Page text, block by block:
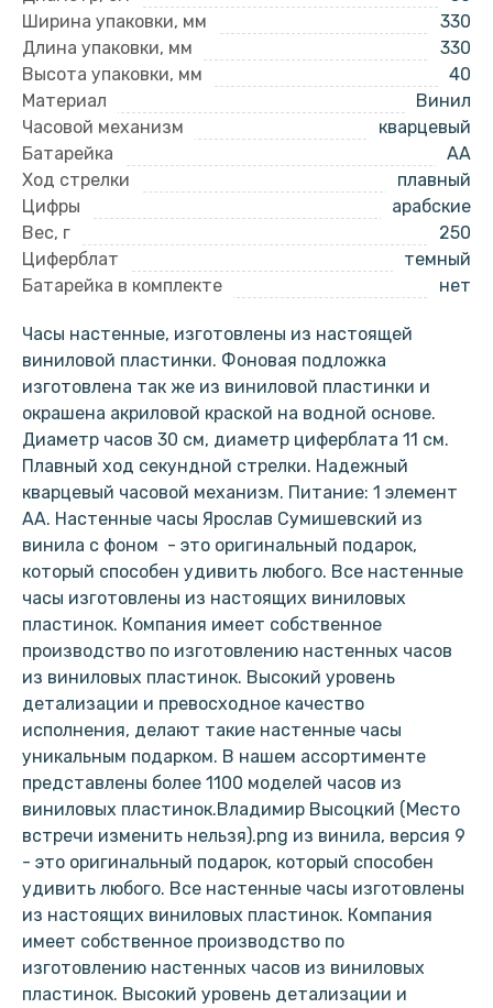
Ширина упаковки, мм
330
Длина упаковки, мм
330
Высота упаковки, мм
40
Материал
Винил
Часовой механизм
кварцевый
Батарейка
AA
Ход стрелки
плавный
Цифры
арабские
Вес, г
250
Циферблат
темный
Батарейка в комплекте
нет
Часы настенные, изготовлены из настоящей
виниловой пластинки. Фоновая подложка
изготовлена так же из виниловой пластинки и
окрашена акриловой краской на водной основе.
Диаметр часов 30 см, диаметр циферблата 11 см.
Плавный ход секундной стрелки. Надежный
кварцевый часовой механизм. Питание: 1 элемент
АА. Настенные часы Ярослав Сумишевский из
винила с фоном - это оригинальный подарок,
который способен удивить любого. Все настенные
часы изготовлены из настоящих виниловых
пластинок. Компания имеет собственное
производство по изготовлению настенных часов
из виниловых пластинок. Высокий уровень
детализации и превосходное качество
исполнения, делают такие настенные часы
уникальным подарком. В нашем ассортименте
представлены более 1100 моделей часов из
виниловых пластинок.Владимир Высоцкий (Место
встречи изменить нельзя).png из винила, версия 9
- это оригинальный подарок, который способен
удивить любого. Все настенные часы изготовлены
из настоящих виниловых пластинок. Компания
имеет собственное производство по
изготовлению настенных часов из виниловых
пластинок. Высокий уровень детализации и